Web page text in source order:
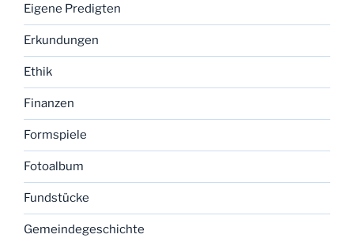
Eigene Predigten
Erkundungen
Ethik
Finanzen
Formspiele
Fotoalbum
Fundstücke
Gemeindegeschichte